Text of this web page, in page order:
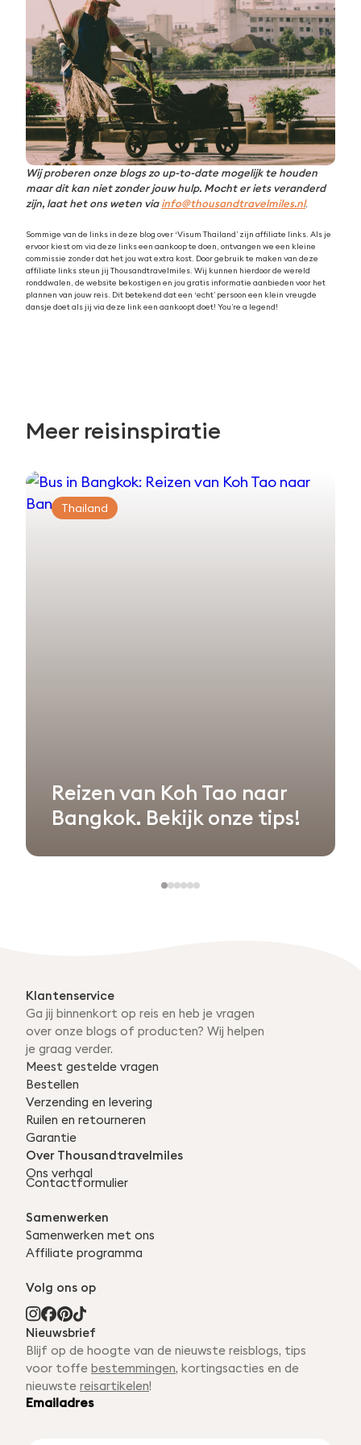
Wij proberen onze blogs zo up-to-date mogelijk te houden
maar dit kan niet zonder jouw hulp. Mocht er iets veranderd
zijn, laat het ons weten viainfo@thousandtravelmiles.nl.
Sommige van de links in deze blog over ‘Visum Thailand’ zijn affiliate links. Als je
ervoor kiest om via deze links een aankoop te doen, ontvangen we een kleine
commissie zonder dat het jou wat extra kost. Door gebruik te maken van deze
affiliate links steun jij Thousandtravelmiles. Wij kunnen hierdoor de wereld
ronddwalen, de website bekostigen en jou gratis informatie aanbieden voor het
plannen van jouw reis. Dit betekend dat een ‘echt’ persoon een klein vreugde
dansje doet als jij via deze link een aankoopt doet! You’re a legend!
Meer reisinspiratie
Thailand
Reizen van Koh Tao naar
Bangkok. Bekijk onze tips!
Klantenservice
Ga jij binnenkort op reis en heb je vragen
over onze blogs of producten? Wij helpen
je graag verder.
Meest gestelde vragen
Bestellen
Verzending en levering
Ruilen en retourneren
Garantie
Over Thousandtravelmiles
Ons verhaal
Contactformulier
Samenwerken
Samenwerken met ons
Affiliate programma
Volg ons op
Nieuwsbrief
Blijf op de hoogte van de nieuwste reisblogs, tips
voor toffe bestemmingen, kortingsacties en de
nieuwste reisartikelen!
Emailadres